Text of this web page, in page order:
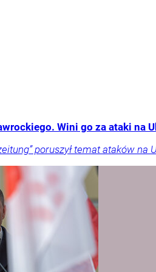
Wini go za ataki na
poruszył temat ataków